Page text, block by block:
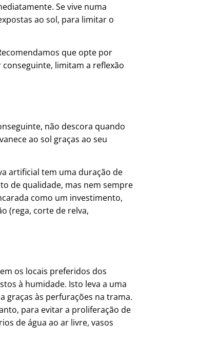
Se vive numa
ao sol, para limitar o
que opte por
limitam a reflexão
não descora quando
ao sol graças ao seu
artificial tem uma duração de
de qualidade, mas nem sempre
como um investimento,
(rega, corte de relva,
os locais preferidos dos
à humidade. Isto leva a uma
graças às perfurações na trama.
para evitar a proliferação de
de água ao ar livre, vasos